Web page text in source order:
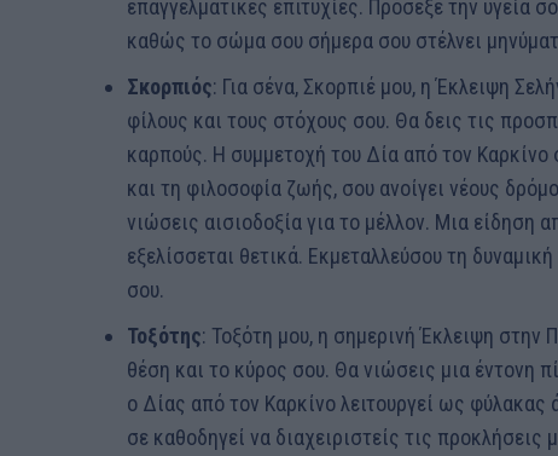
επαγγελματικές επιτυχίες. Πρόσεξε την υγεία
καθώς το σώμα σου σήμερα σου στέλνει
Σκορπιός: Για σένα, Σκορπιέ μου, η Έκλειψη
φίλους και τους στόχους σου. Θα δεις τις
καρπούς. Η συμμετοχή του Δία από τον Καρκίνο
και τη φιλοσοφία ζωής, σου ανοίγει νέους
νιώσεις αισιοδοξία για το μέλλον. Μια είδηση
εξελίσσεται θετικά. Εκμεταλλεύσου τη
σου.
Τοξότης: Τοξότη μου, η σημερινή Έκλειψη στην
θέση και το κύρος σου. Θα νιώσεις μια έντονη
ο Δίας από τον Καρκίνο λειτουργεί ως
σε καθοδηγεί να διαχειριστείς τις